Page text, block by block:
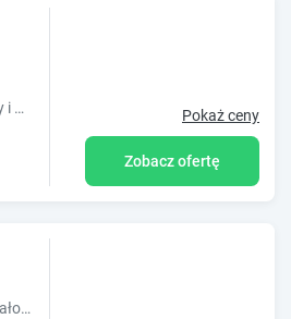
W urokliwej okolicy. 3 minuty do Antałówki to punkt widokowy na Tatry i miasto Zakopane. Również do restauracji 3 minuty, pieszo do Krupówek 15-20 min Pokaż ceny
Zobacz ofertę
Obiekt Morskie oko położony jest w miejscowości Zakopane i oferuje całoroczny odkryty basen, saunę, wannę z hydromasażem, a także balkon z wid